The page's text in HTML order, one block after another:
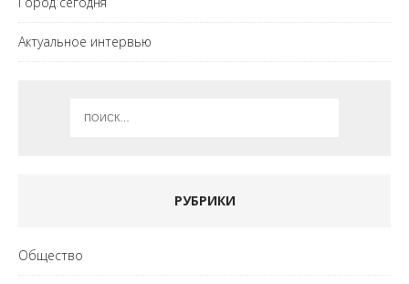
Актуальное интервью
РУБРИКИ
Общество